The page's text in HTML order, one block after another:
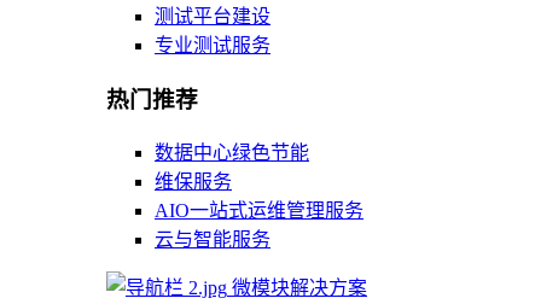
测试平台建设
专业测试服务
热门推荐
数据中心绿色节能
维保服务
AIO一站式运维管理服务
云与智能服务
微模块解决方案